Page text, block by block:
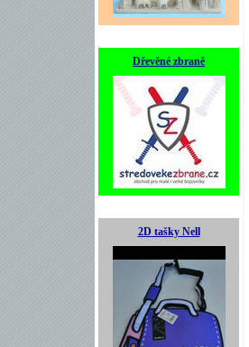
Dřevěné zbraně
2D tašky Nell